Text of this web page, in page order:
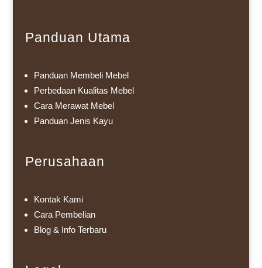
Panduan Utama
Panduan Membeli Mebel
Perbedaan Kualitas Mebel
Cara Merawat Mebel
Panduan Jenis Kayu
Perusahaan
Kontak Kami
Cara Pembelian
Blog & Info Terbaru